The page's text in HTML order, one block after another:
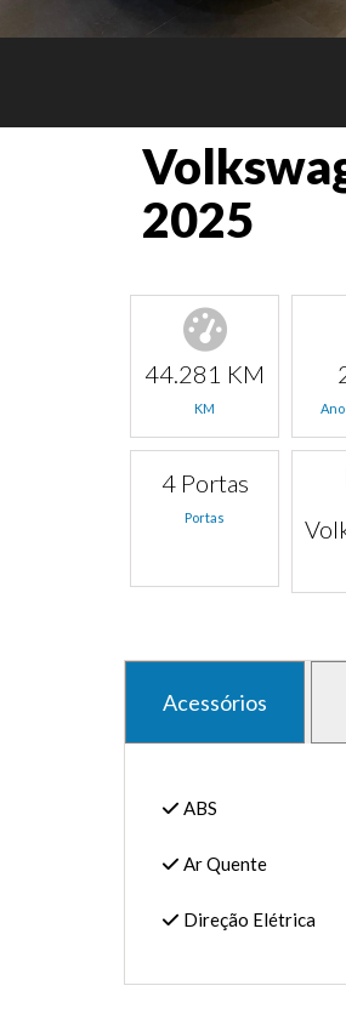
2025
44.281 KM
KM
4 Portas
Portas
Acessórios
ABS
Ar Quente
Direção Elétrica